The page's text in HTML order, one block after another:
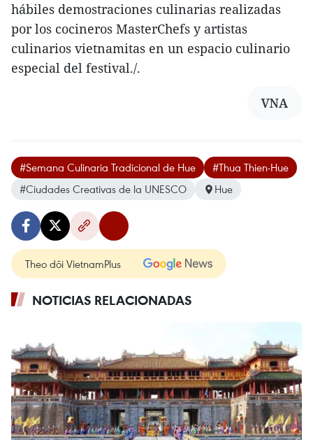
hábiles demostraciones culinarias realizadas
por los cocineros MasterChefs y artistas
culinarios vietnamitas en un espacio culinario
especial del festival./.
VNA
#Semana Culinaria Tradicional de Hue
#Thua Thien-Hue
#Ciudades Creativas de la UNESCO
Hue
Theo dõi VietnamPlus
NOTICIAS RELACIONADAS